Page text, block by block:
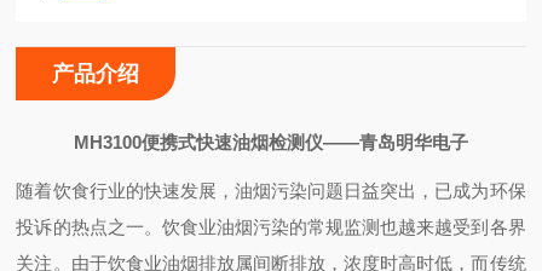
产品介绍
MH3100便携式快速油烟检测仪——青岛明华电子
随着饮食行业的快速发展，油烟污染问题日益突出，已成为环保
投诉的热点之一。饮食业油烟污染的常规监测也越来越受到各界
关注。由于饮食业油烟排放属间断排放，浓度时高时低，而传统